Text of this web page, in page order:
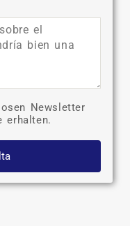
Newsletter
erhalten.